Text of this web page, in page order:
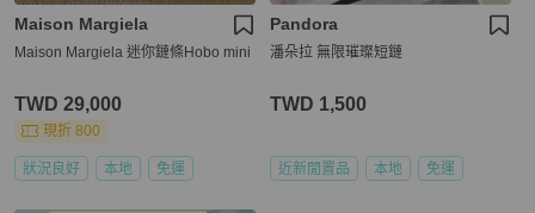
Maison Margiela
Maison Margiela 迷你鏈條Hobo mini
TWD 29,000
現折 800
狀況良好 本地 免運
Pandora
潘朵拉 無限璀璨短鏈
TWD 1,500
近新閒置品 本地 免運